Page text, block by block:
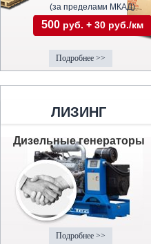
(за пределами МКАД)
500 руб. + 30 руб./км
Подробнее >>
ЛИЗИНГ
Дизельные генераторы
Подробнее >>